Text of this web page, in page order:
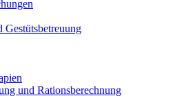
und Rationsberechnung